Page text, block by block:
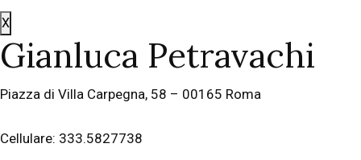
X
Gianluca Petravachi
Piazza di Villa Carpegna, 58 – 00165 Roma
Cellulare: 333.5827738